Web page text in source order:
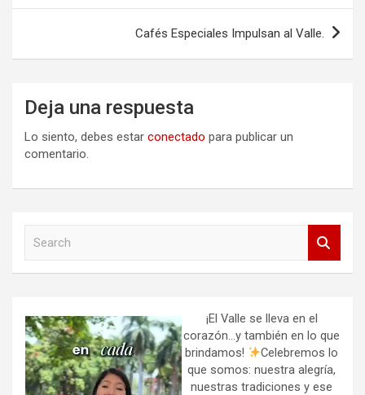
Cafés Especiales Impulsan al Valle.
Deja una respuesta
Lo siento, debes estar conectado para publicar un
comentario.
h
¡El Valle se lleva en el
corazón…y también en lo que
brindamos!
Celebremos lo
que somos: nuestra alegría,
nuestras tradiciones y ese